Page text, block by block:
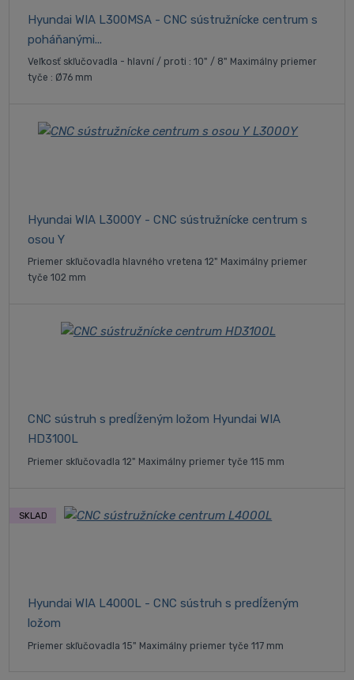
Hyundai WIA L300MSA - CNC sústružnícke centrum s
poháňanými...
Veľkosť skľučovadla - hlavní / proti : 10" / 8" Maximálny priemer
tyče : Ø76 mm
Hyundai WIA L3000Y - CNC sústružnícke centrum s
osou Y
Priemer skľučovadla hlavného vretena 12" Maximálny priemer
tyče 102 mm
CNC sústruh s predĺženým ložom Hyundai WIA
HD3100L
Priemer skľučovadla 12" Maximálny priemer tyče 115 mm
Hyundai WIA L4000L - CNC sústruh s predĺženým
ložom
Priemer skľučovadla 15" Maximálny priemer tyče 117 mm
SKLAD